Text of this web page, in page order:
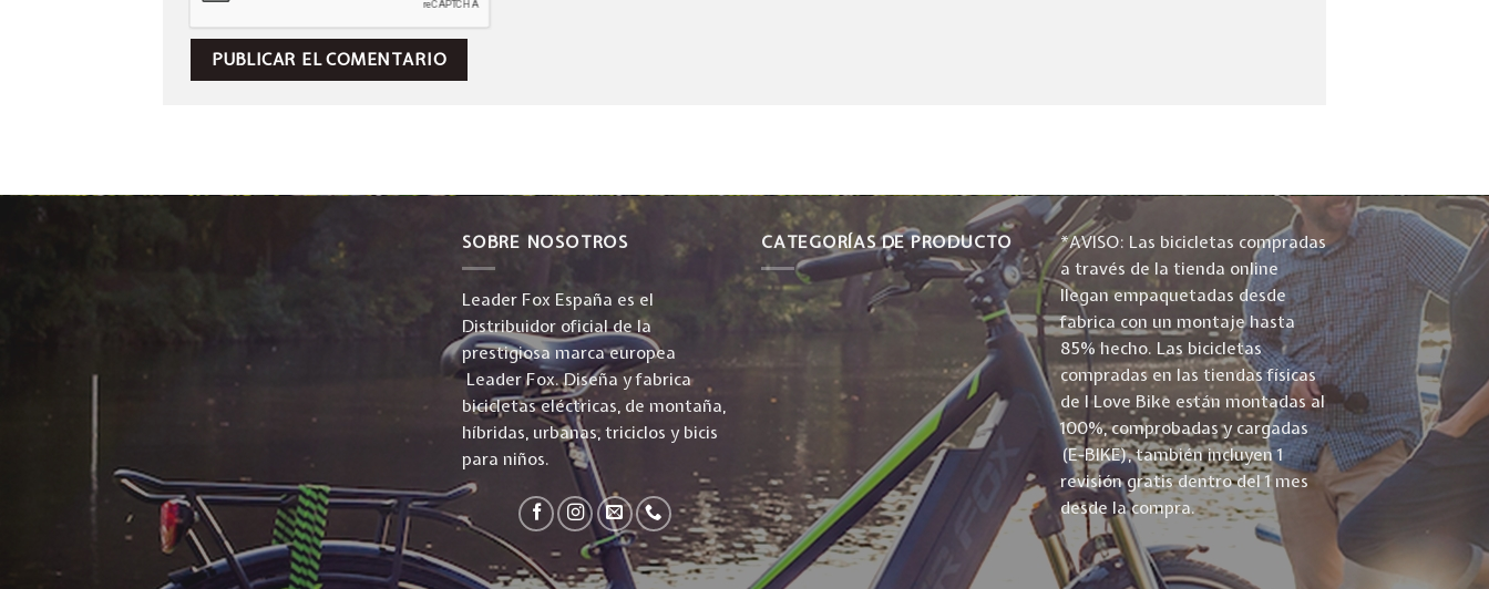
SOBRE NOSOTROS
Leader Fox España es el
Distribuidor oficial de la
prestigiosa marca europea
Leader Fox. Diseña y fabrica
bicicletas eléctricas, de montaña,
híbridas, urbanas, triciclos y bicis
para niños.
CATEGORÍAS DE PRODUCTO
*AVISO: Las bicicletas compradas
a través de la tienda online
llegan empaquetadas desde
fabrica con un montaje hasta
85% hecho. Las bicicletas
compradas en las tiendas físicas
de I Love Bike están montadas al
100%, comprobadas y cargadas
(E-BIKE), también incluyen 1
revisión gratis dentro del 1 mes
desde la compra.